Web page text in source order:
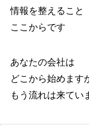
情報を整えること
ここからです
あなたの会社は
どこから始めます
もう流れは来てい